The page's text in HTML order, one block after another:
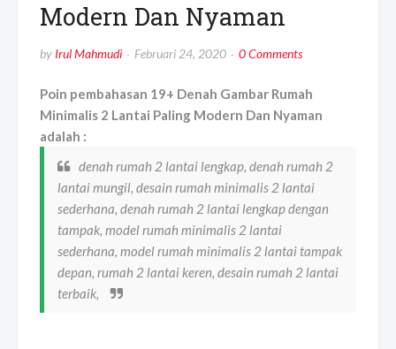
Modern Dan Nyaman
by Irul Mahmudi Februari 24, 2020 0 Comments
Poin pembahasan 19+ Denah Gambar Rumah
Minimalis 2 Lantai Paling Modern Dan Nyaman
adalah :
denah rumah 2 lantai lengkap, denah rumah 2
lantai mungil, desain rumah minimalis 2 lantai
sederhana, denah rumah 2 lantai lengkap dengan
tampak, model rumah minimalis 2 lantai
sederhana, model rumah minimalis 2 lantai tampak
depan, rumah 2 lantai keren, desain rumah 2 lantai
terbaik,